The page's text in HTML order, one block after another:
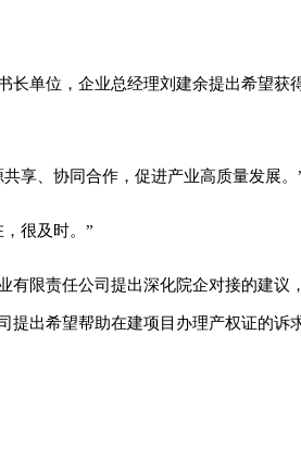
长单位，企业总经理刘建余提出希望获
享、协同合作，促进产业高质量发展。
很及时。”
限责任公司提出深化院企对接的建议
提出希望帮助在建项目办理产权证的